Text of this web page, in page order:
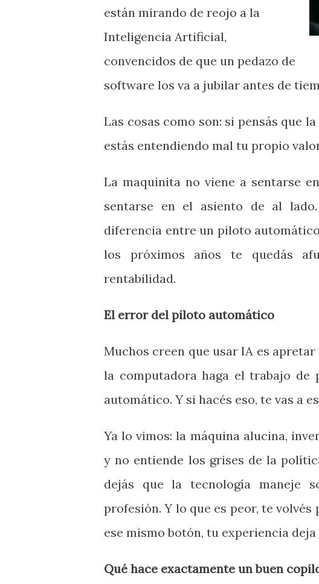
están mirando de reojo a la
Inteligencia Artificial,
convencidos de que un pedazo de
software los va a jubilar antes de
Las cosas como son: si pensás que
estás entendiendo mal tu propio
La maquinita no viene a sentarse
sentarse en el asiento de al
diferencia entre un piloto
los próximos años te quedás
rentabilidad.
El error del piloto automático
Muchos creen que usar IA es
la computadora haga el trabajo
automático. Y si hacés eso, te vas a
Ya lo vimos: la máquina alucina,
y no entiende los grises de la
dejás que la tecnología maneje
profesión. Y lo que es peor, te
ese mismo botón, tu experiencia deja
Qué hace exactamente un buen